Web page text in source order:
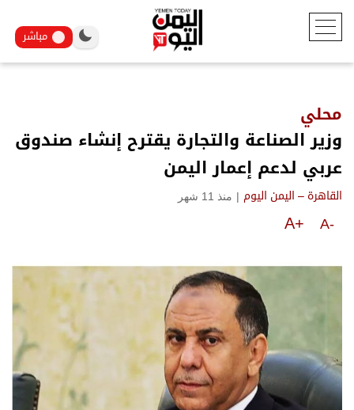
مباشر
محلي
وزير الصناعة والتجارة يقترح إنشاء صندوق
عربي لدعم إعمار اليمن
القاهرة – اليمن اليوم | منذ 11 شهر
A-
A+